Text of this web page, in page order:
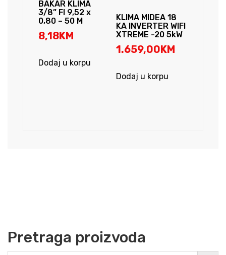
BAKAR KLIMA
3/8” FI 9,52 x
0,80 – 50 M
8,18KM
Dodaj u korpu
KLIMA MIDEA 18
KA INVERTER WIFI
XTREME -20 5kW
1.659,00KM
Dodaj u korpu
Pretraga proizvoda